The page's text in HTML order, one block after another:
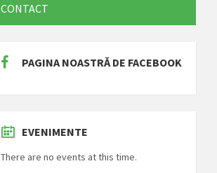
CONTACT
PAGINA NOASTRĂ DE FACEBOOK
EVENIMENTE
There are no events at this time.